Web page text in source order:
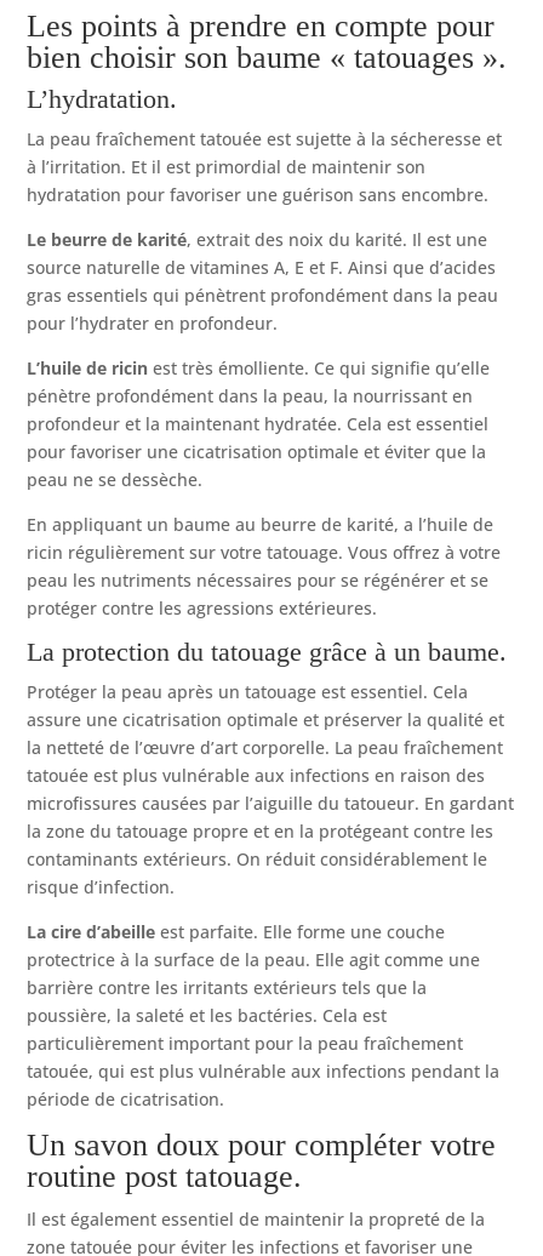
Les points à prendre en compte pour
bien choisir son baume « tatouages ».
L’hydratation.
La peau fraîchement tatouée est sujette à la sécheresse et
à l’irritation. Et il est primordial de maintenir son
hydratation pour favoriser une guérison sans encombre.
Le beurre de karité, extrait des noix du karité. Il est une
source naturelle de vitamines A, E et F. Ainsi que d’acides
gras essentiels qui pénètrent profondément dans la peau
pour l’hydrater en profondeur.
L’huile de ricin est très émolliente. Ce qui signifie qu’elle
pénètre profondément dans la peau, la nourrissant en
profondeur et la maintenant hydratée. Cela est essentiel
pour favoriser une cicatrisation optimale et éviter que la
peau ne se dessèche.
En appliquant un baume au beurre de karité, a l’huile de
ricin régulièrement sur votre tatouage. Vous offrez à votre
peau les nutriments nécessaires pour se régénérer et se
protéger contre les agressions extérieures.
La protection du tatouage grâce à un baume.
Protéger la peau après un tatouage est essentiel. Cela
assure une cicatrisation optimale et préserver la qualité et
la netteté de l’œuvre d’art corporelle. La peau fraîchement
tatouée est plus vulnérable aux infections en raison des
microfissures causées par l’aiguille du tatoueur. En gardant
la zone du tatouage propre et en la protégeant contre les
contaminants extérieurs. On réduit considérablement le
risque d’infection.
La cire d’abeille est parfaite. Elle forme une couche
protectrice à la surface de la peau. Elle agit comme une
barrière contre les irritants extérieurs tels que la
poussière, la saleté et les bactéries. Cela est
particulièrement important pour la peau fraîchement
tatouée, qui est plus vulnérable aux infections pendant la
période de cicatrisation.
Un savon doux pour compléter votre
routine post tatouage.
Il est également essentiel de maintenir la propreté de la
zone tatouée pour éviter les infections et favoriser une